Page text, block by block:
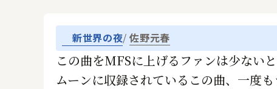
新世界の夜 佐野元春
この曲をMFSに上げるファンは少ない
ムーンに収録されているこの曲、一度